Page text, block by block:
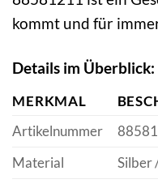
kommt und für
Details im Überblick:
MERKMAL
Artikelnummer
Material
Silber